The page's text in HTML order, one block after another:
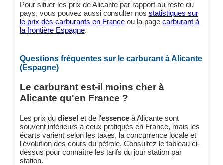
Pour situer les prix de Alicante par rapport au reste du
pays, vous pouvez aussi consulter nos statistiques sur
le prix des carburants en Franceou la page carburant à
la frontière Espagne.
Questions fréquentes sur le carburant à Alicante
(Espagne)
Le carburant est-il moins cher à
Alicante qu'en France ?
Les prix du diesel et de l'essenceà Alicante sont
souvent inférieurs à ceux pratiqués en France, mais les
écarts varient selon les taxes, la concurrence locale et
l'évolution des cours du pétrole. Consultez le tableau ci-
dessus pour connaître les tarifs du jour station par
station.